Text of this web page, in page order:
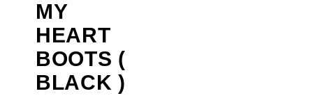
MY
HEART
BOOTS (
BLACK )